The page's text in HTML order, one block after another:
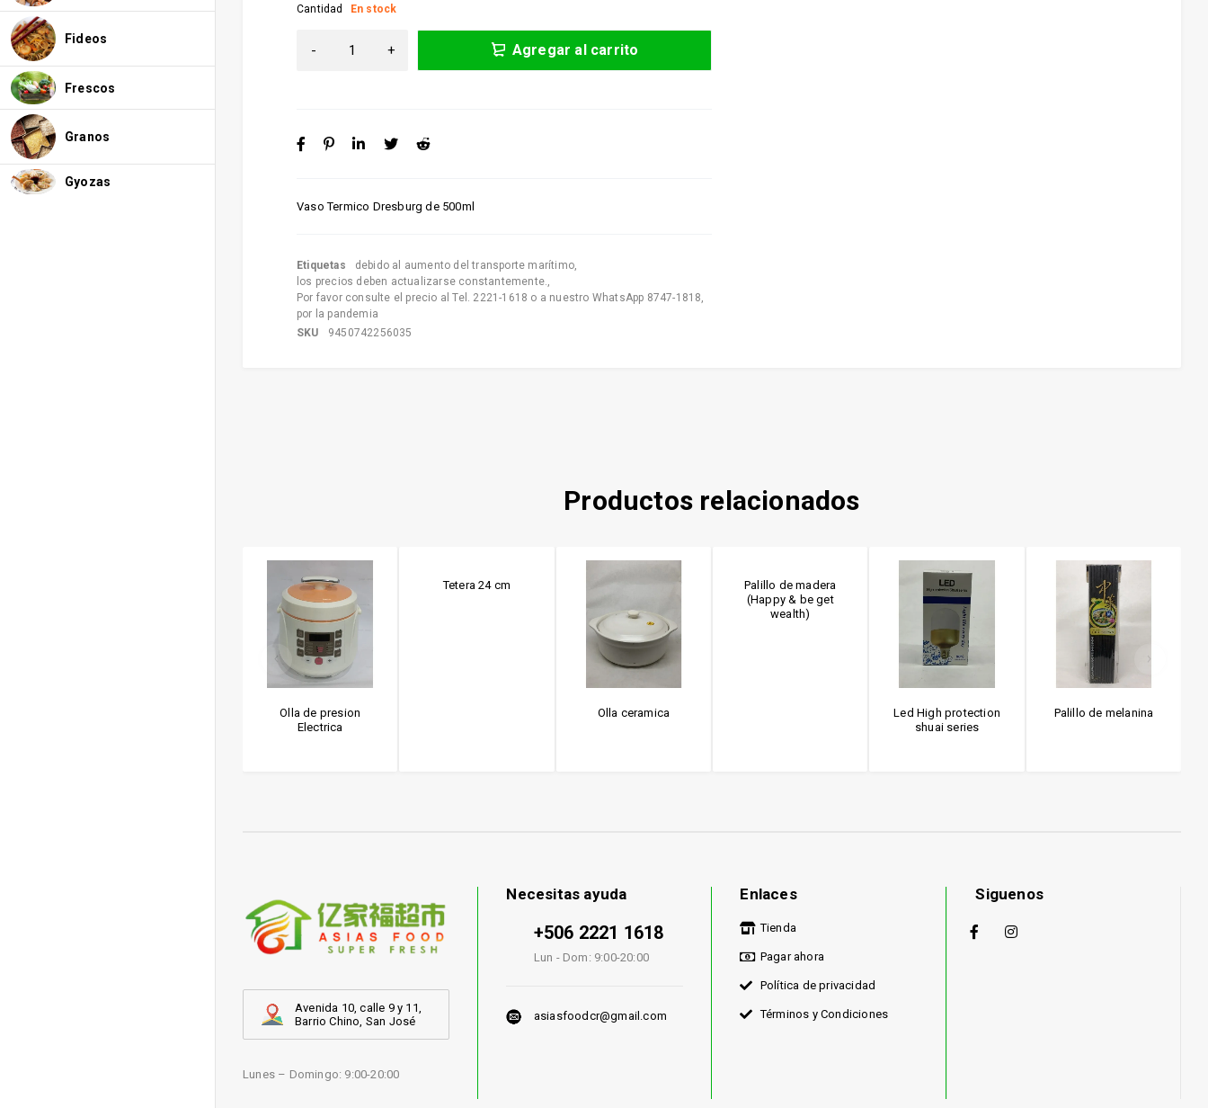
Fideos
Frescos
Granos
Gyozas
Vaso Termico Dresburg de 500ml
Cantidad En stock
Agregar al carrito
Etiquetas debido al aumento del transporte marítimo
los precios deben actualizarse constantemente.
Por favor consulte el precio al Tel. 2221-1618 o a nuestro WhatsApp 8747-1818
por la pandemia
SKU
9450742256035
Productos relacionados
Olla de presion
Electrica
Tetera 24 cm
Olla ceramica
Palillo de madera
(Happy & be get
wealth)
Led High protection
shuai series
Palillo de melanina
Avenida 10, calle 9 y 11,
Barrio Chino, San José
Lunes – Domingo: 9:00-20:00
Necesitas ayuda
+506 2221 1618
Lun - Dom: 9:00-20:00
asiasfoodcr@gmail.com
Enlaces
Tienda
Pagar ahora
Política de privacidad
Términos y Condiciones
Siguenos